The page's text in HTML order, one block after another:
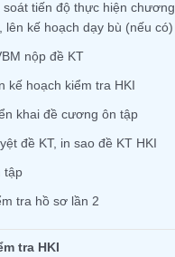
soát tiến độ thực hiện chương
lên kế hoạch dạy bù (nếu có)
nộp đề KT
kế hoạch kiểm tra HKI
khai đề cương ôn tập
đề KT, in sao đề KT HKI
tập
tra hồ sơ lần 2
tra HKI